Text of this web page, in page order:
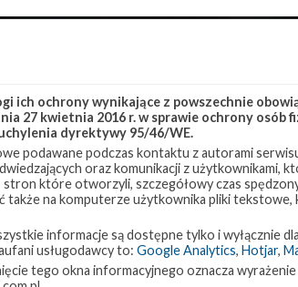
przedstawiająca statek Starship podczas lądowania na
SpaceX)
ich ochrony wynikające z powszechnie
27 kwietnia 2016 r. w sprawie ochrony
dyrektywy 95/46/WE.
podawane podczas kontaktu z autorami
oraz komunikacji z użytkownikami,
które otworzyli, szczegółowy czas
na komputerze użytkownika pliki
informacje są dostępne tylko i wyłącznie
usługodawcy to: Google Analytics, Hotjar,
tego okna informacyjnego oznacza